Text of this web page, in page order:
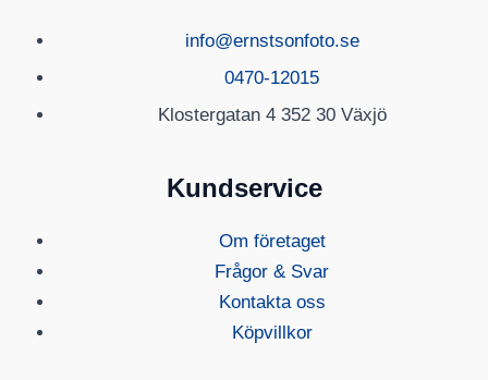
info@ernstsonfoto.se
0470-12015
Klostergatan 4 352 30 Växjö
Kundservice
Om företaget
Frågor & Svar
Kontakta oss
Köpvillkor